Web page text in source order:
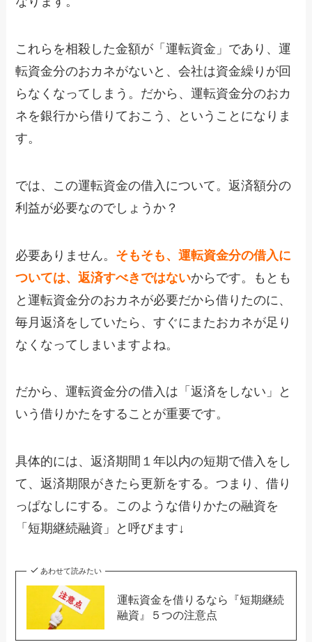
これらを相殺した金額が「運転資金」であり、運
転資金分のおカネがないと、会社は資金繰りが回
らなくなってしまう。だから、運転資金分のおカ
ネを銀行から借りておこう、ということになりま
す。
では、この運転資金の借入について。返済額分の
利益が必要なのでしょうか？
必要ありません。 そもそも、運転資金分の借入に
ついては、返済すべきではないからです。もとも
と運転資金分のおカネが必要だから借りたのに、
毎月返済をしていたら、すぐにまたおカネが足り
なくなってしまいますよね。
だから、運転資金分の借入は「返済をしない」と
いう借りかたをすることが重要です。
具体的には、返済期間１年以内の短期で借入をし
て、返済期限がきたら更新をする。つまり、借り
っぱなしにする。このような借りかたの融資を
「短期継続融資」と呼びます↓
あわせて読みたい
運転資金を借りるなら『短期継続
融資』５つの注意点